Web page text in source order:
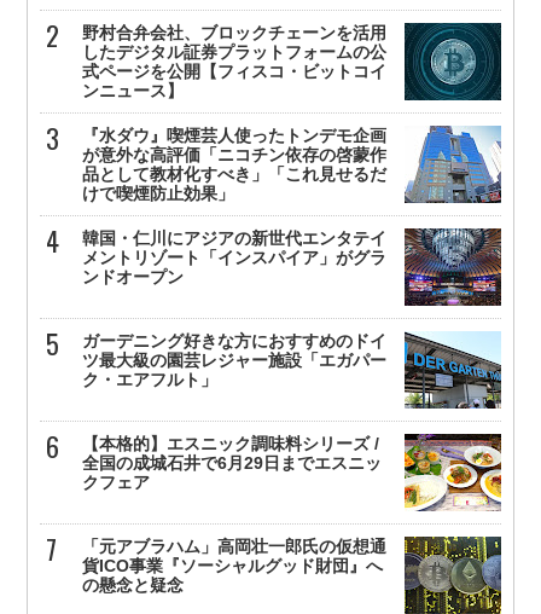
野村合弁会社、ブロックチェーンを活用
したデジタル証券プラットフォームの公
式ページを公開【フィスコ・ビットコイ
ンニュース】
『水ダウ』喫煙芸人使ったトンデモ企画
が意外な高評価「ニコチン依存の啓蒙作
品として教材化すべき」「これ見せるだ
けで喫煙防止効果」
韓国・仁川にアジアの新世代エンタテイ
メントリゾート「インスパイア」がグラ
ンドオープン
ガーデニング好きな方におすすめのドイ
ツ最大級の園芸レジャー施設「エガパー
ク・エアフルト」
【本格的】エスニック調味料シリーズ /
全国の成城石井で6月29日までエスニッ
クフェア
「元アブラハム」高岡壮一郎氏の仮想通
貨ICO事業『ソーシャルグッド財団』へ
の懸念と疑念